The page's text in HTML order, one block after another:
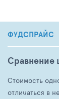
ФУДСПРАЙС
Сравнение
Стоимость
отличаться в